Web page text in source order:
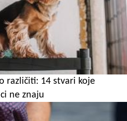
različiti: 14 stvari koje
ne znaju